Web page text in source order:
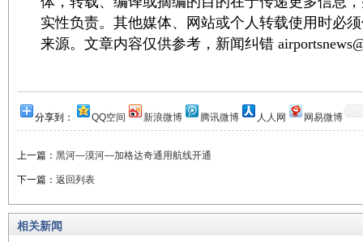
实性负责。其他媒体、网站或个人转载使用时必
来源。文章内容仅供参考，新闻纠错
分享到： QQ空间 新浪微博 腾讯微博 人人网 网易微博
上一篇： 黑河—漠河—加格达奇通用航线开通
下一篇： 返回列表
相关新闻